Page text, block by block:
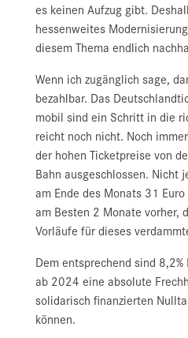
es keinen Aufzug gibt.
hessenweites
diesem Thema endlich
Wenn ich zugänglich sage,
bezahlbar. Das
mobil sind ein Schritt in die
reicht noch nicht. Noch
der hohen Ticketpreise von
Bahn ausgeschlossen.
am Ende des Monats 31
am Besten 2 Monate vorher,
Vorläufe für dieses
Dem entsprechend sind
ab 2024 eine absolute
solidarisch finanzierten
können.